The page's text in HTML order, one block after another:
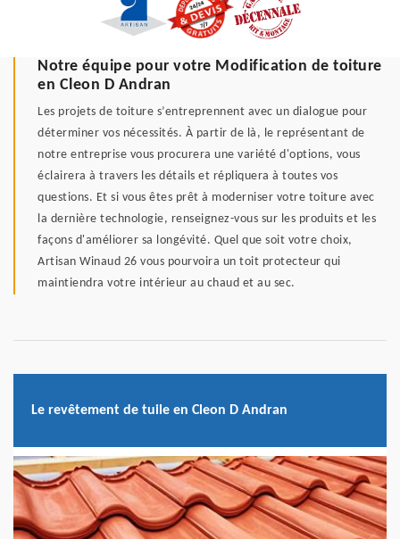
Notre équipe pour votre Modification de toiture
en Cleon D Andran
Les projets de toiture s’entreprennent avec un dialogue pour
déterminer vos nécessités. À partir de là, le représentant de
notre entreprise vous procurera une variété d'options, vous
éclairera à travers les détails et répliquera à toutes vos
questions. Et si vous êtes prêt à moderniser votre toiture avec
la dernière technologie, renseignez-vous sur les produits et les
façons d'améliorer sa longévité. Quel que soit votre choix,
Artisan Winaud 26 vous pourvoira un toit protecteur qui
maintiendra votre intérieur au chaud et au sec.
Le revêtement de tuile en Cleon D Andran